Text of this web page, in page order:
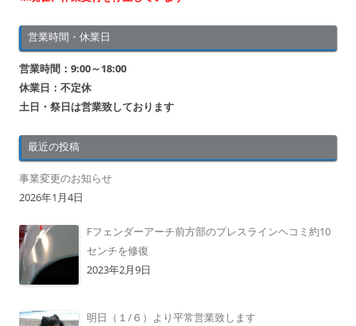
営業時間・休業日
営業時間：9:00～18:00
休業日：不定休
土日・祭日は営業致しております
最近の投稿
事業変更のお知らせ
2026年1月4日
Fフェンダーアーチ前方部のプレスラインヘコミ約10
センチを修復
2023年2月9日
明日（１/６）より平常営業致します